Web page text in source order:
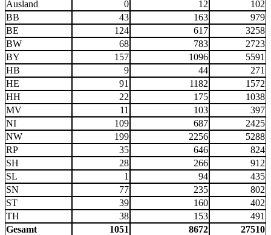
Ausland
0 12
102
BB
43 163
979
BE
124 617
3258
BW
68 783
2723
BY
157 1096
5591
HB
9 44
271
HE
91 1182
1572
HH
22 175
1038
MV
11 103
397
NI
109 687
2425
NW
199 2256
5288
RP
35 646
824
SH
28 266
912
SL
1 94
435
SN
77 235
802
ST
39 160
402
TH
38 153
491
Gesamt
1051 8672
27510